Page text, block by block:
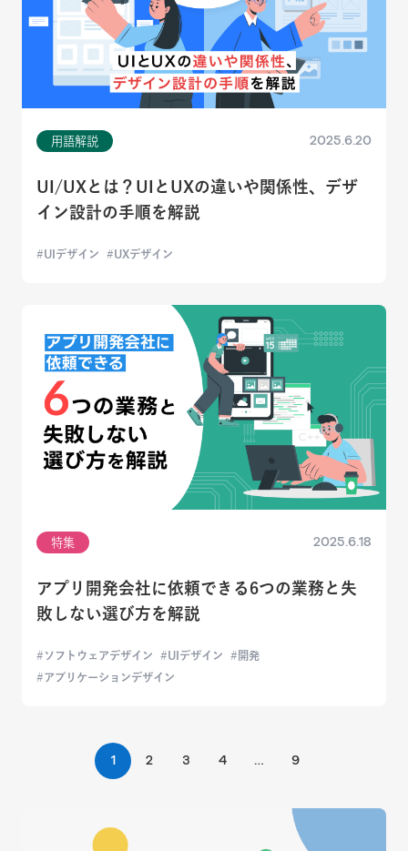
用語解説 2025.6.20
UI/UXとは？UIとUXの違いや関係性、デザ
イン設計の手順を解説
UIデザイン UXデザイン
特集 2025.6.18
アプリ開発会社に依頼できる6つの業務と失
敗しない選び方を解説
ソフトウェアデザイン UIデザイン
開発
アプリケーションデザイン
1 2 3 4 … 9